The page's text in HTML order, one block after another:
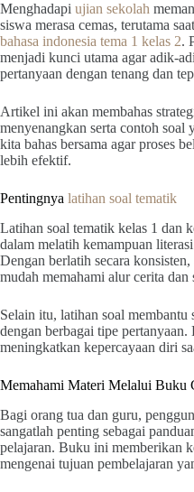
Menghadapi ujian sekolah
siswa merasa cemas, terutama
bahasa indonesia tema 1 kelas 2.
menjadi kunci utama agar adik-
pertanyaan dengan tenang dan
Artikel ini akan membahas
menyenangkan serta contoh soal
kita bahas bersama agar proses
lebih efektif.
Pentingnya latihan soal tematik
Latihan soal tematik kelas 1 dan
dalam melatih kemampuan
Dengan berlatih secara
mudah memahami alur cerita
Selain itu, latihan soal membantu
dengan berbagai tipe
meningkatkan kepercayaan diri
Memahami Materi Melalui Buku
Bagi orang tua dan guru,
sangatlah penting sebagai
pelajaran. Buku ini memberikan
mengenai tujuan pembelajaran